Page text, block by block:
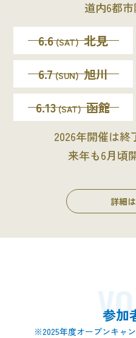
道内6都
6.6 (SAT) 北見
6.7 (SUN) 旭川
6.13 (SAT) 函館
2026年開催は終
来年も6月頃
詳細
参加
※2025年度オープンキャ